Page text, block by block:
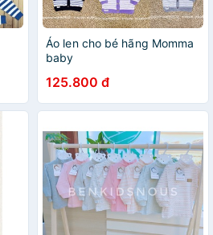
Áo len cho bé hãng Momma
baby
125.800 đ